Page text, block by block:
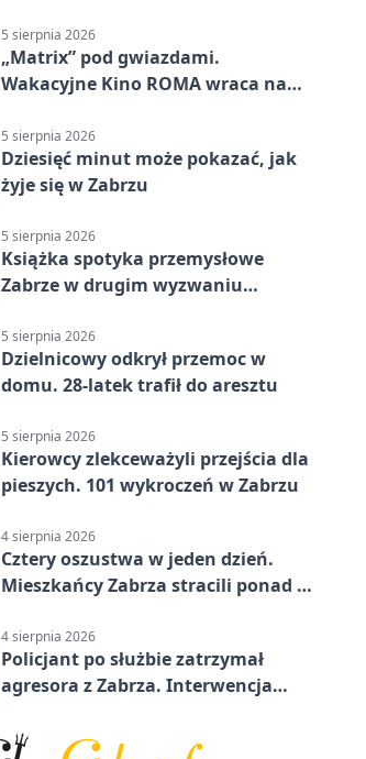
5 sierpnia 2026
„Matrix” pod gwiazdami.
Wakacyjne Kino ROMA wraca na
5 sierpnia 2026
Dziesięć minut może pokazać, jak
żyje się w Zabrzu
5 sierpnia 2026
Książka spotyka przemysłowe
Zabrze w drugim wyzwaniu
5 sierpnia 2026
Dzielnicowy odkrył przemoc w
domu. 28-latek trafił do aresztu
5 sierpnia 2026
Kierowcy zlekceważyli przejścia dla
pieszych. 101 wykroczeń w Zabrzu
4 sierpnia 2026
Cztery oszustwa w jeden dzień.
Mieszkańcy Zabrza stracili ponad 6
4 sierpnia 2026
Policjant po służbie zatrzymał
agresora z Zabrza. Interwencja